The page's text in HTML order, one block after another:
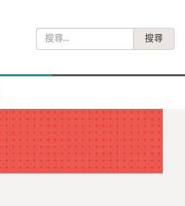
尋